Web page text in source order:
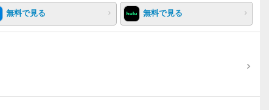
無料で見る 無料で見る